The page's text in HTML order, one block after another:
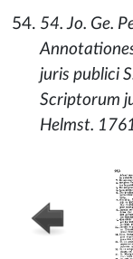
54. Jo. Ge.
juris publici
Scriptorum
Helmst.